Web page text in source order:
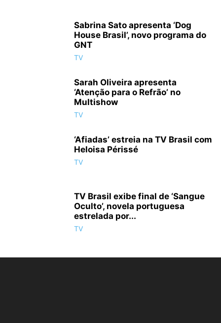
Sabrina Sato apresenta ‘Dog
House Brasil’, novo programa do
GNT
TV
Sarah Oliveira apresenta
‘Atenção para o Refrão’ no
Multishow
TV
‘Afiadas’ estreia na TV Brasil com
Heloisa Périssé
TV
TV Brasil exibe final de ‘Sangue
Oculto’, novela portuguesa
estrelada por...
TV